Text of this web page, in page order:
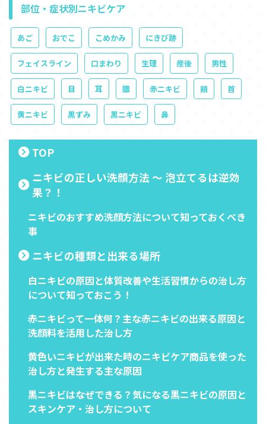
部位・症状別ニキビケア
あご おでこ こめかみ にきび跡
フェイスライン 口まわり 生理 産後 男性
白ニキビ 目 耳 膿 赤ニキビ 頬 首
黄ニキビ 黒ずみ 黒ニキビ 鼻
TOP
ニキビの正しい洗顔方法 ～ 泡立てるは逆効
果？！
ニキビのおすすめ洗顔方法について知っておくべき
事
ニキビの種類と出来る場所
白ニキビの原因と体質改善や生活習慣からの治し方
について知っておこう！
赤ニキビって一体何？主な赤ニキビの出来る原因と
洗顔料を活用した治し方
黄色いニキビが出来た時のニキビケア商品を使った
治し方と発生する主な原因
黒ニキビはなぜできる？気になる黒ニキビの原因と
スキンケア・治し方について